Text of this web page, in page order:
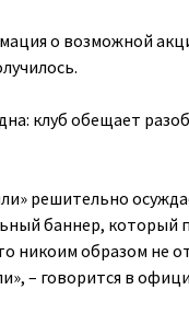
о возможной
клуб обещает
решительно
баннер, который
никоим образом не
– говорится в